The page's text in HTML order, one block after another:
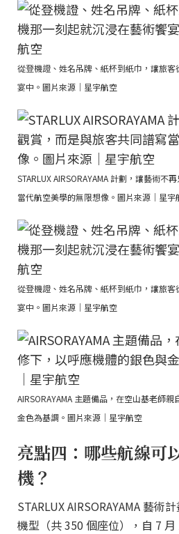
從登機證、姓名吊牌、紙杯到紙巾，讓旅
宴中。圖片來源｜星宇航空
STARLUX AIRSORAYAMA 計劃，讓藝術不
當代航空美學的無限想像。圖片來源｜星宇
從登機證、姓名吊牌、紙杯到紙巾，讓旅
宴中。圖片來源｜星宇航空
AIRSORAYAMA 主題備品，在空山基老師
金色為基調。圖片來源｜星宇航空
亮點四：哪些航線可
機？
STARLUX AIRSORAYAMA 藝術
機型（共 350 個座位），自 7